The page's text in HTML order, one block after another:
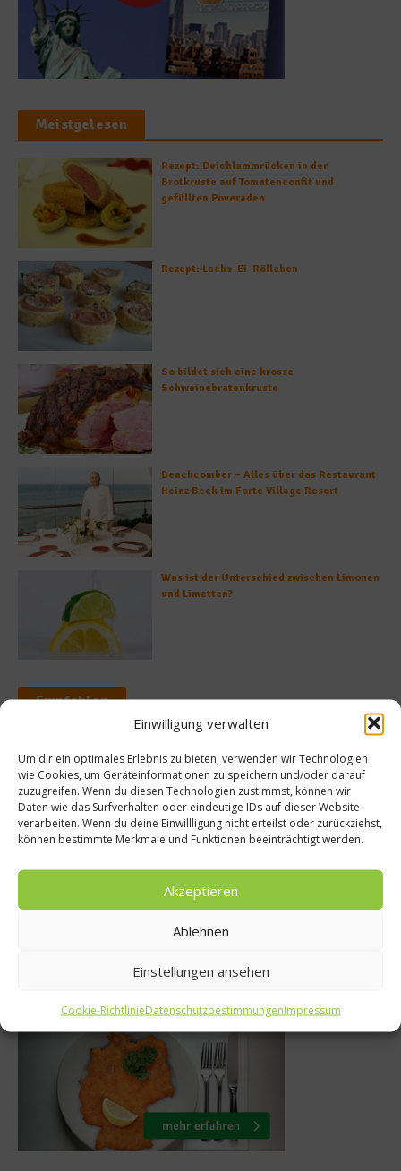
Einwilligung verwalten
Um dir ein optimales Erlebnis zu bieten, verwenden wir Technologien
wie Cookies, um Geräteinformationen zu speichern und/oder darauf
zuzugreifen. Wenn du diesen Technologien zustimmst, können wir
Daten wie das Surfverhalten oder eindeutige IDs auf dieser Website
verarbeiten. Wenn du deine Einwillligung nicht erteilst oder zurückziehst,
können bestimmte Merkmale und Funktionen beeinträchtigt werden.
Akzeptieren
Ablehnen
Einstellungen ansehen
Cookie-RichtlinieDatenschutzbestimmungenImpressum
Meistgelesen
Rezept: Deichlammrücken in der
Brotkruste auf Tomatenconfit und
gefüllten Poveraden
Rezept: Lachs-Ei-Röllchen
So bildet sich eine krosse
Schweinebratenkruste
Beachcomber – Alles über das Restaurant
Heinz Beck im Forte Village Resort
Was ist der Unterschied zwischen Limonen
und Limetten?
Empfohlen
Schale –
Reise
Rock am
sieben Hotels